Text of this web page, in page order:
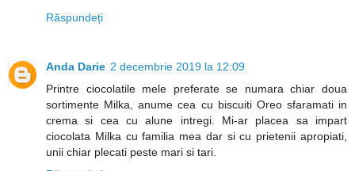
Răspundeți
Anda Darie 2 decembrie 2019 la 12:09
Printre ciocolatile mele preferate se numara chiar doua
sortimente Milka, anume cea cu biscuiti Oreo sfaramati in
crema si cea cu alune intregi. Mi-ar placea sa impart
ciocolata Milka cu familia mea dar si cu prietenii apropiati,
unii chiar plecati peste mari si tari.